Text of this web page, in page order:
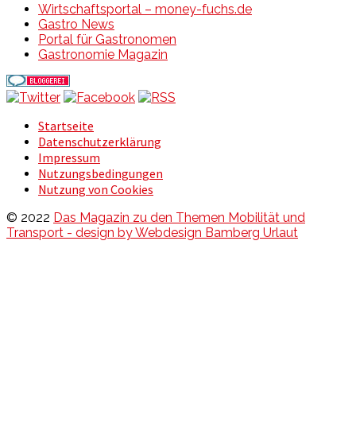
Wirtschaftsportal – money-fuchs.de
Gastro News
Portal für Gastronomen
Gastronomie Magazin
Startseite
Datenschutzerklärung
Impressum
Nutzungsbedingungen
Nutzung von Cookies
© 2022 Das Magazin zu den Themen Mobilität und
Transport - design by Webdesign Bamberg Urlaut